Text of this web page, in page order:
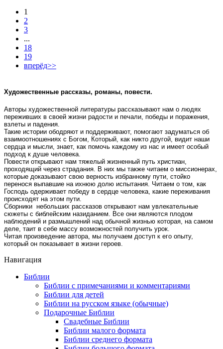
1
2
3
...
18
19
вперёд>>
Художественные рассказы, романы, повести.
Авторы художественной литературы рассказывают нам о людях
переживших в своей жизни радости и печали, победы и поражения,
взлеты и падения.
Такие истории ободряют и поддерживают, помогают задуматься об
взаимоотношениях с Богом, Который, как никто другой, видит наши
сердца и мысли, знает, как помочь каждому из нас и имеет особый
подход к душе человека.
Повести открывают нам тяжелый жизненный путь христиан,
проходящий через страдания. В них мы также читаем о миссионерах,
которые доказывают свою верность избранному пути, стойко
перенося выпавшие на ихнюю долю испытания. Читаем о том, как
Господь одерживает победу в сердце человека, какие переживания
происходят на этом пути.
Сборники небольших рассказов открывают нам увлекательные
сюжеты с библейским назиданием. Все они являются плодом
наблюдений и размышлений над обычной жизнью которая, на самом
деле, таит в себе массу возможностей получить урок.
Читая произведение автора, мы получаем доступ к его опыту,
который он показывает в жизни героев.
Навигация
Библии
Библии с примечаниями и комментариями
Библии для детей
Библии на русском языке (обычные)
Подарочные Библии
Свадебные Библии
Библии малого формата
Библии среднего формата